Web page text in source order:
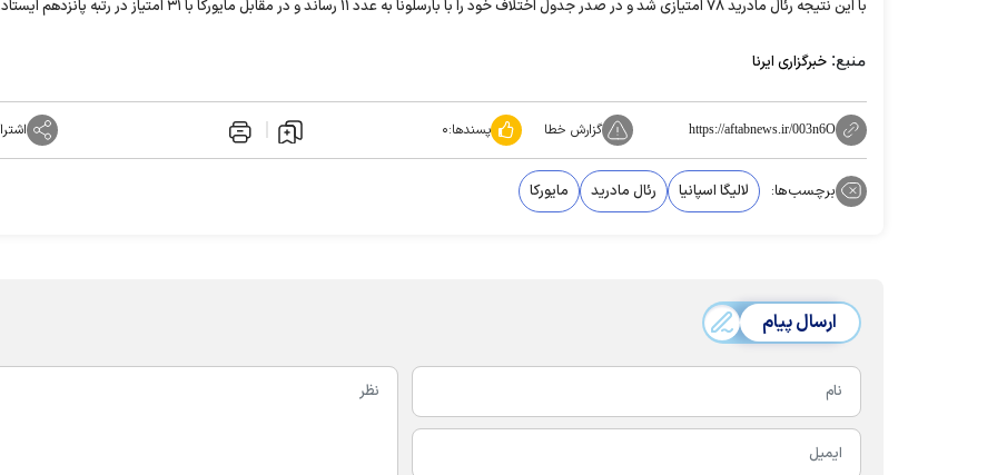
با این نتیجه رئال مادرید ۷۸ امتیازی شد و در صدر جدول اختلاف خود را با بارسلونا به عدد ۱۱ رساند و در مقابل مایورکا با ۳۱ امتیاز در رتبه پانزدهم ایستاد.
منبع: خبرگزاری ایرنا
https://aftabnews.ir/003n6O گزارش خطا پسندها:۰
برچسب‌ها: لالیگا اسپانیا رئال مادرید مایورکا
ارسال پیام